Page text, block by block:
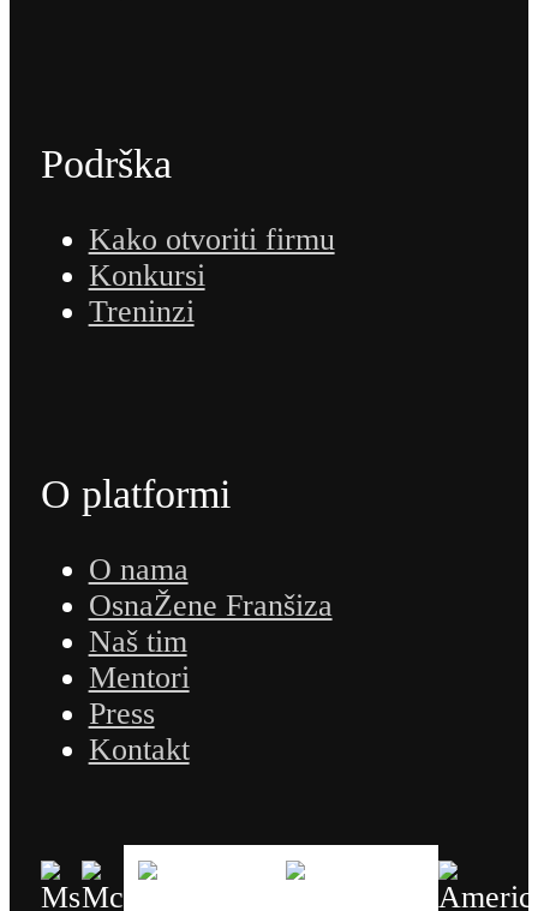
Podrška
Kako otvoriti firmu
Konkursi
Treninzi
O platformi
O nama
OsnaŽene Franšiza
Naš tim
Mentori
Press
Kontakt